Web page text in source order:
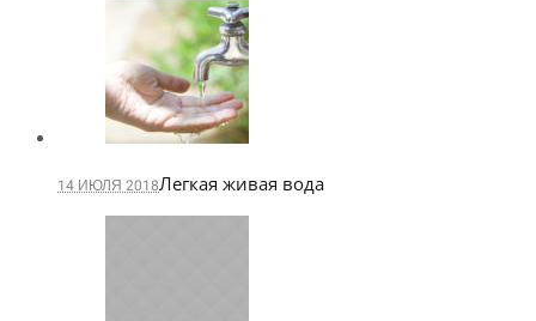
14 ИЮЛЯ 2018Легкая живая вода